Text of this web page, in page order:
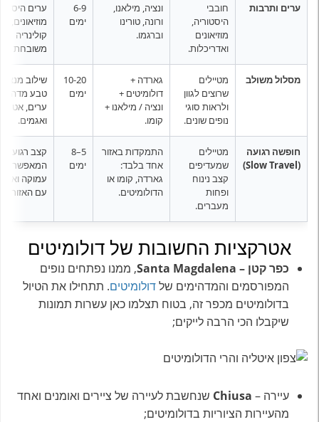
ערים ותרבות
חובבי
היסטוריה,
מוזיאונים
ואדריכלות.
ונציה, מילאנו,
ורונה, טורינו
וברגמו.
6-9
ימים
ערים
מוזיאונים,
קולינריה
משובחת
מסלול משולב
מטיילים
שרוצים לגוון
ולראות סוגי
נופים שונים.
גארדה +
דולומיטים +
ונציה / מילאנו +
קומו.
10-20
ימים
שילוב מנצח
טבע מדהים,
ערים,
ואגמים.
חופשה רגועה
(Slow Travel)
מטיילים
שמעדיפים
קצב נינוח
ופחות
מעברים.
התמקדות באזור
אחד בלבד:
גארדה, קומו או
הדולומיטים.
5–8
ימים
קצב רגוע
המאפשר
עמוקה
עם האזור.
אטרקציות החשובות של דולומיטים
כפר קטן – Santa Magdalena
, ממנו נפתחים נופים
המפורסמים והמדהימים שלדולומיטים. תתחילו את הטיול
בדולומיטים מכפר זה, בטוח תצלמו כאן עשרות תמונות
שיקבלו הכי הרבה לייקים;
עיירה – Chiusa שנחשבת לעיירה של ציירים ואומנים ואחד
מהעיירות הציוריות בדולומיטים;